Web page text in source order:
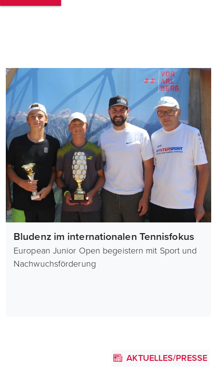
Bludenz im internationalen Tennisfokus
European Junior Open begeistern mit Sport und
Nachwuchsförderung
AKTUELLES/PRESSE